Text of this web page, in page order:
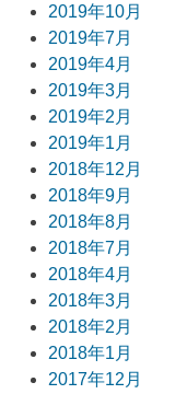
2019年10月
2019年7月
2019年4月
2019年3月
2019年2月
2019年1月
2018年12月
2018年9月
2018年8月
2018年7月
2018年4月
2018年3月
2018年2月
2018年1月
2017年12月